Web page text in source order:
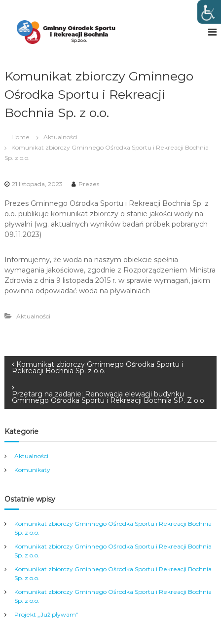
y
ś
e
r
t
u
e
k
r
Komunikat zbiorczy Gminnego
Ośrodka Sportu i Rekreacji
Bochnia Sp. z o.o.
Home
Aktualności
Komunikat zbiorczy Gminnego Ośrodka Sportu i Rekreacji Bochnia
Sp. z o.o.
21 listopada, 2023 Prezes
Prezes Gminnego Ośrodka Sportu i Rekreacji Bochnia Sp. z
o.o. publikuje komunikat zbiorczy o stanie jakości wody na
pływalni (wg. aktualnych wyników badań próbek pobranych
09.11.2023)
Informujemy, że woda na naszym obiekcie spełnia
wymagania jakościowe, zgodnie z Rozporządzeniem Ministra
Zdrowia z dnia 9 listopada 2015 r. w sprawie wymagań, jakim
powinna odpowiadać woda na pływalniach
Aktualności
N
a
w
i
g
a
c
j
a
w
p
i
Komunikat zbiorczy Gminnego Ośrodka Sportu i
Rekreacji Bochnia Sp. z o.o.
Przetarg na zadanie: Renowacja elewacji budynku
Gminnego Ośrodka Sportu i Rekreacji Bochnia SP. Z o.o.
Kategorie
Aktualności
Komunikaty
Ostatnie wpisy
Komunikat zbiorczy Gminnego Ośrodka Sportu i Rekreacji Bochnia
Sp. z o.o.
Komunikat zbiorczy Gminnego Ośrodka Sportu i Rekreacji Bochnia
Sp. z o.o.
Komunikat zbiorczy Gminnego Ośrodka Sportu i Rekreacji Bochnia
Sp. z o.o.
Komunikat zbiorczy Gminnego Ośrodka Sportu i Rekreacji Bochnia
Sp. z o.o.
Projekt „Już pływam”